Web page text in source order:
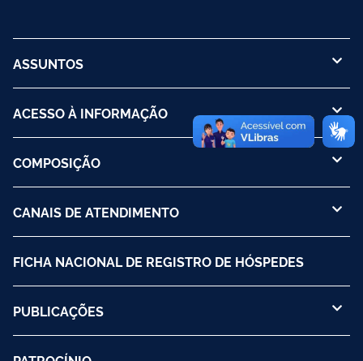
ASSUNTOS
ACESSO À INFORMAÇÃO
COMPOSIÇÃO
CANAIS DE ATENDIMENTO
FICHA NACIONAL DE REGISTRO DE HÓSPEDES
PUBLICAÇÕES